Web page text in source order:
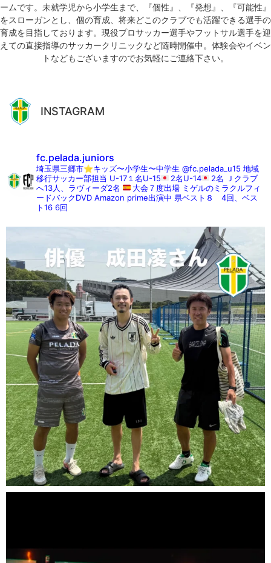
ームです。未就学児から小学生まで、『個性』、『発想』、『可能性』
をスローガンとし、個の育成、将来どこのクラブでも活躍できる選手の
育成を目指しております。現役プロサッカー選手やフットサル選手を迎
えての直接指導のサッカークリニックなど随時開催中。体験会やイベン
トなどもございますのでお気軽にご連絡下さい。
INSTAGRAM
fc.pelada.juniors
埼玉県三郷市⭐︎キッズ〜小学生〜中学生 @fc.pelada_u15 地域
移行サッカー部担当 U-17１名U-15 2名U-14 2名
Ｊクラブ
へ13人、ラヴィーダ2名
大会７度出場 ミゲルのミラクルフィ
ードバックDVD Amazon prime出演中 県ベスト８ 4回、ベス
ト16 6回